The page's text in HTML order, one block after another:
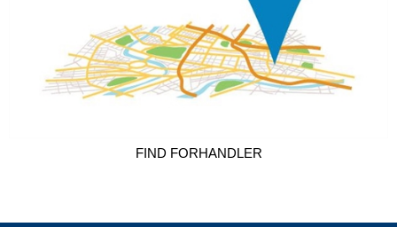
FIND FORHANDLER